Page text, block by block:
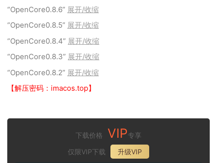
“OpenCore0.8.6” 展开/收缩
“OpenCore0.8.5” 展开/收缩
“OpenCore0.8.4” 展开/收缩
“OpenCore0.8.3” 展开/收缩
“OpenCore0.8.2” 展开/收缩
【解压密码：imacos.top】
下载价格 VIP专享
仅限VIP下载
升级VIP